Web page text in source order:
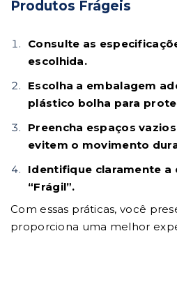
Produtos Frágeis
Consulte as
escolhida.
Escolha a embalagem
plástico bolha para
Preencha espaços
evitem o movimento
Identifique claramente a
“Frágil”.
Com essas práticas, você
proporciona uma melhor